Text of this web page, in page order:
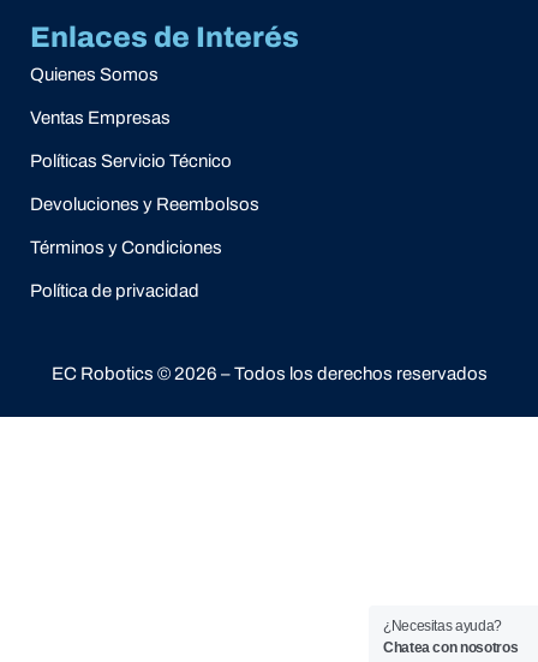
Enlaces de Interés
Quienes Somos
Ventas Empresas
Políticas Servicio Técnico
Devoluciones y Reembolsos
Términos y Condiciones
Política de privacidad
EC Robotics © 2026 – Todos los derechos reservados
¿Necesitas ayuda?
Chatea con nosotros